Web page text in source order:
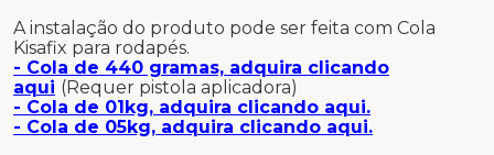
A instalação do produto pode ser feita com Cola
Kisafix para rodapés.
- Cola de 440 gramas, adquira clicando
aqui (Requer pistola aplicadora)
- Cola de 01kg, adquira clicando aqui.
- Cola de 05kg, adquira clicando aqui.